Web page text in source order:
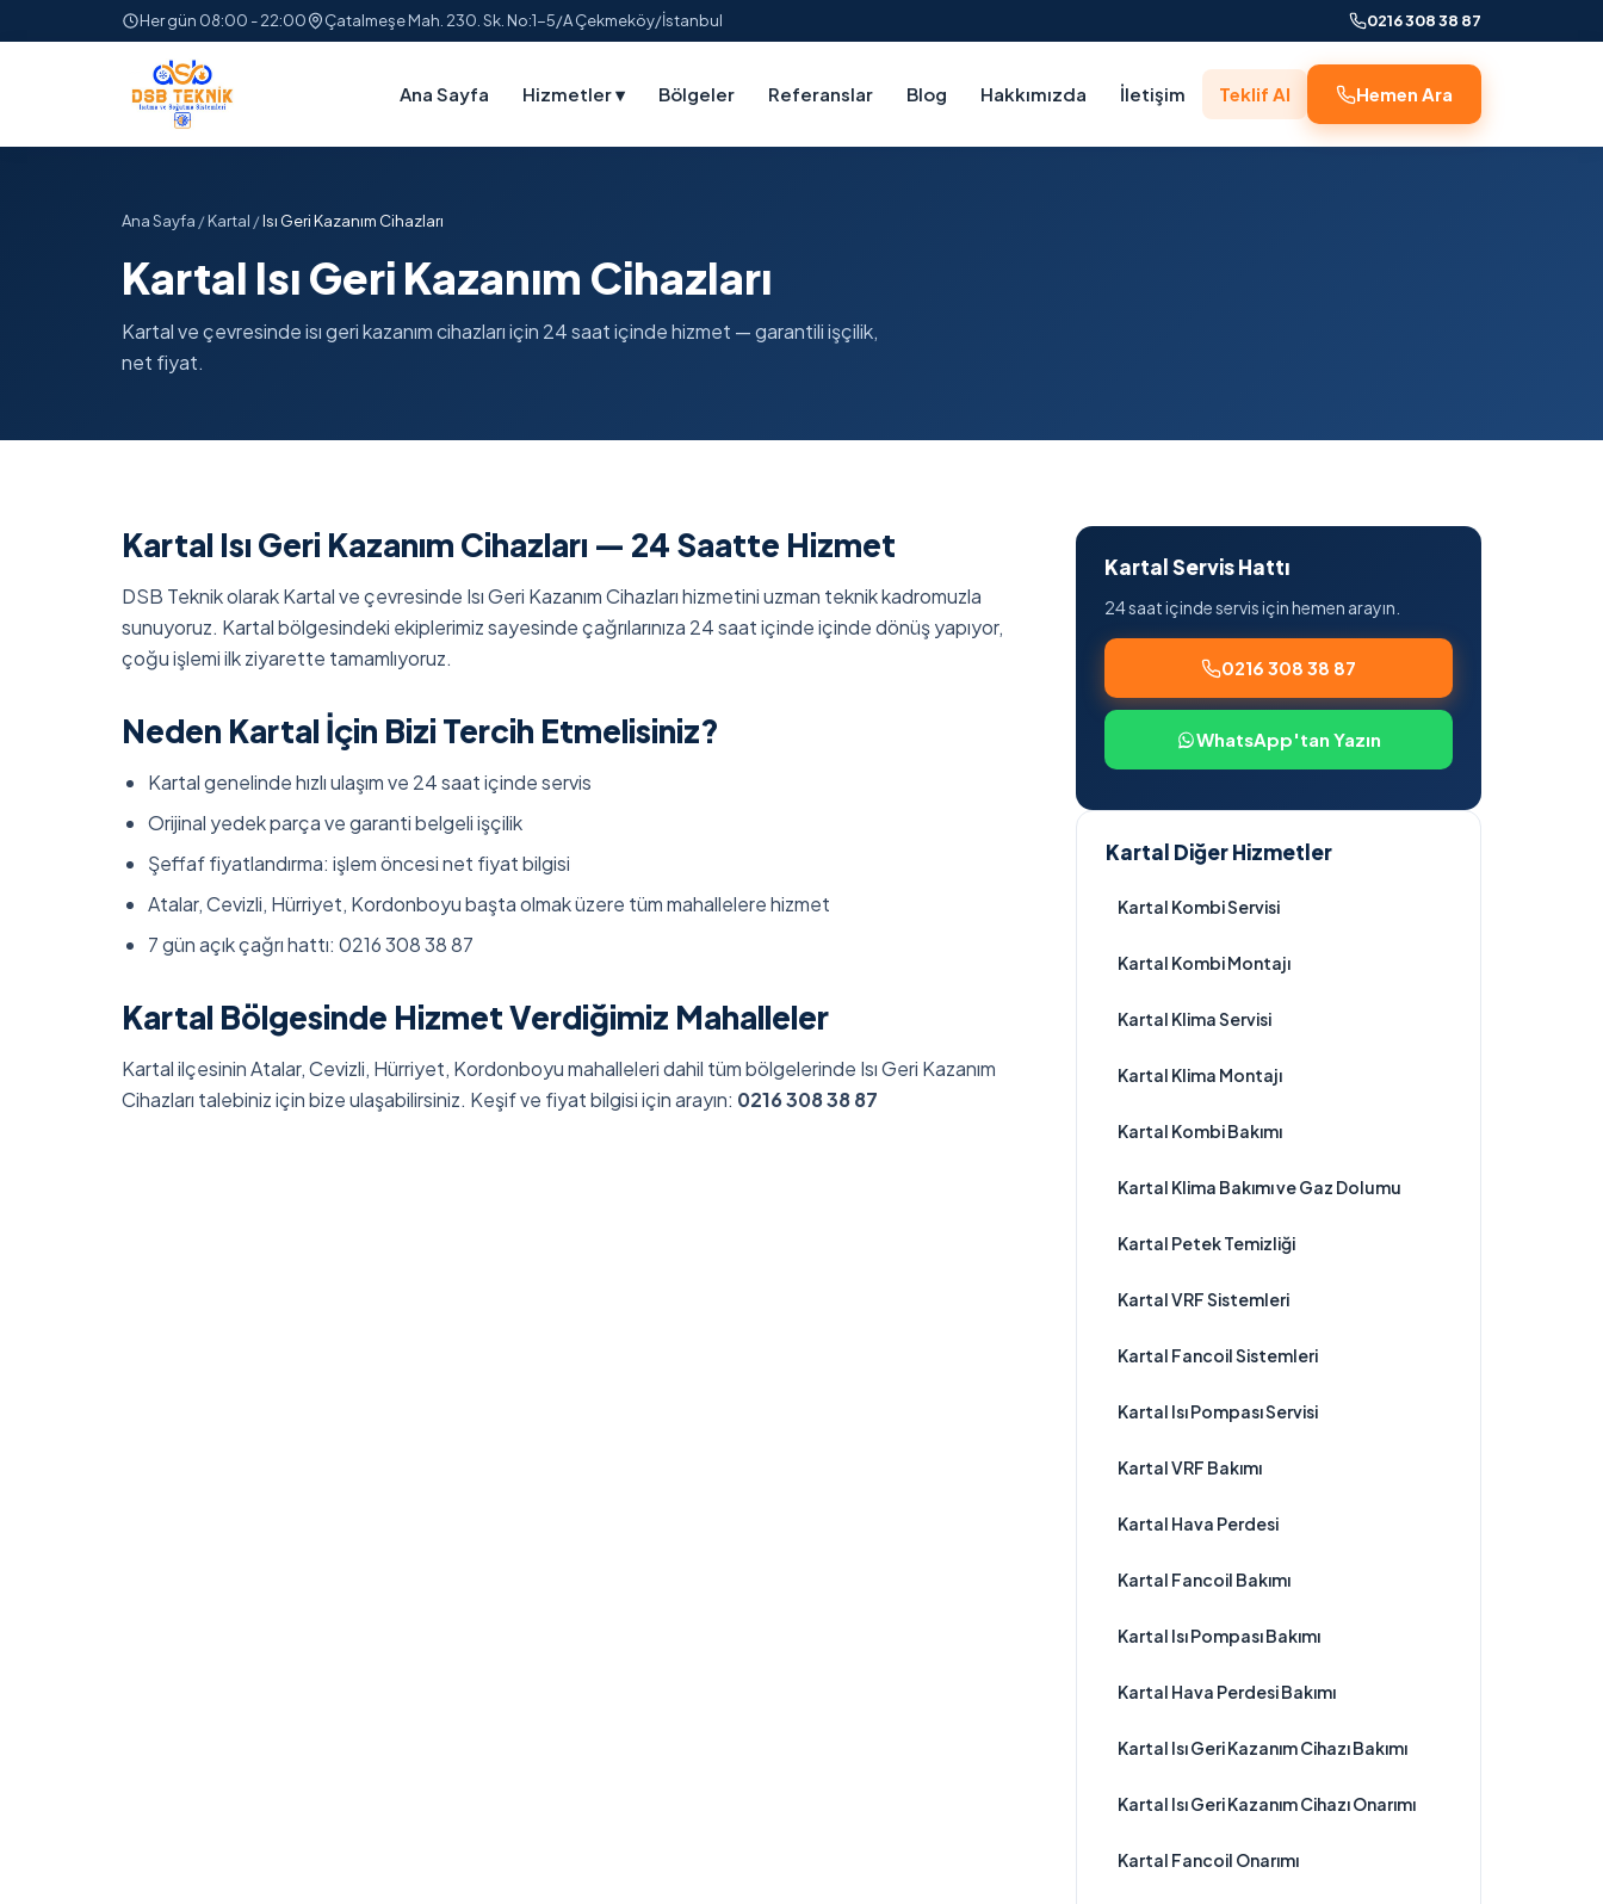
Her gün 08:00 - 22:00 Çatalmeşe Mah. 230. Sk. No:1-5/A Çekmeköy/İstanbul 0216 308 38 87
Ana Sayfa Hizmetler▾ Bölgeler Referanslar Blog Hakkımızda İletişim Teklif Al Hemen Ara
Ana Sayfa /Kartal /Isı Geri Kazanım Cihazları
Kartal Isı Geri Kazanım Cihazları
Kartal ve çevresinde isı geri kazanım cihazları için 24 saat içinde hizmet — garantili işçilik,
net fiyat.
Kartal Isı Geri Kazanım Cihazları — 24 Saatte Hizmet
DSB Teknik olarak Kartal ve çevresinde Isı Geri Kazanım Cihazları hizmetini uzman teknik kadromuzla
sunuyoruz. Kartal bölgesindeki ekiplerimiz sayesinde çağrılarınıza 24 saat içinde içinde dönüş yapıyor,
çoğu işlemi ilk ziyarette tamamlıyoruz.
Neden Kartal İçin Bizi Tercih Etmelisiniz?
Kartal genelinde hızlı ulaşım ve 24 saat içinde servis
Orijinal yedek parça ve garanti belgeli işçilik
Şeffaf fiyatlandırma: işlem öncesi net fiyat bilgisi
Atalar, Cevizli, Hürriyet, Kordonboyu başta olmak üzere tüm mahallelere hizmet
7 gün açık çağrı hattı: 0216 308 38 87
Kartal Bölgesinde Hizmet Verdiğimiz Mahalleler
Kartal ilçesinin Atalar, Cevizli, Hürriyet, Kordonboyu mahalleleri dahil tüm bölgelerinde Isı Geri Kazanım
Cihazları talebiniz için bize ulaşabilirsiniz. Keşif ve fiyat bilgisi için arayın: 0216 308 38 87
Kartal Servis Hattı
24 saat içinde servis için hemen arayın.
0216 308 38 87
WhatsApp'tan Yazın
Kartal Diğer Hizmetler
Kartal Kombi Servisi
Kartal Kombi Montajı
Kartal Klima Servisi
Kartal Klima Montajı
Kartal Kombi Bakımı
Kartal Klima Bakımı ve Gaz Dolumu
Kartal Petek Temizliği
Kartal VRF Sistemleri
Kartal Fancoil Sistemleri
Kartal Isı Pompası Servisi
Kartal VRF Bakımı
Kartal Hava Perdesi
Kartal Fancoil Bakımı
Kartal Isı Pompası Bakımı
Kartal Hava Perdesi Bakımı
Kartal Isı Geri Kazanım Cihazı Bakımı
Kartal Isı Geri Kazanım Cihazı Onarımı
Kartal Fancoil Onarımı